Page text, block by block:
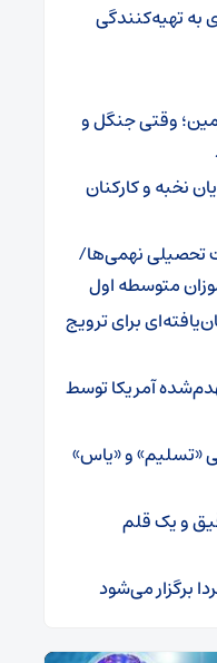
تهیه‌کنندگی
وقتی جنگل و
نخبه و کارکنان
هدایت تحصیلی نهمی‌ها/
برای ترویج
آمریکا توسط
«تسلیم» و «یاس»
و یک قلم
برگزار می‌شود